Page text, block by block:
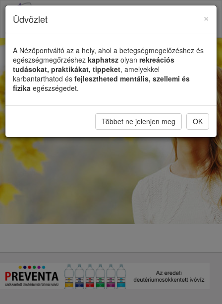
×
Üdvözlet
A Nézőpontváltó az a hely, ahol a betegségmegelőzéshez és
egészségmegőrzéshez kaphatsz olyan rekreációs
tudásokat, praktikákat, tippeket, amelyekkel
karbantarthatod és fejlesztheted mentális, szellemi és
fizika egészségedet.
Többet ne jelenjen meg OK